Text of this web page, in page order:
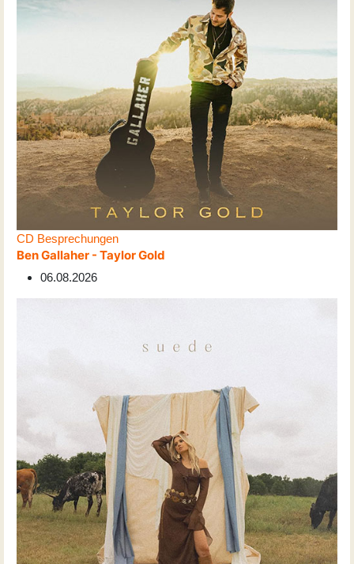
CD Besprechungen
Ben Gallaher - Taylor Gold
06.08.2026